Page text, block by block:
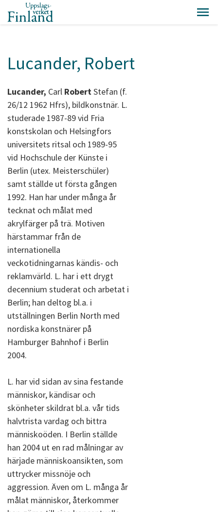
Lucander, Robert
Lucander, Carl RobertStefan (f.
26/12 1962 Hfrs), bildkonstnär. L.
studerade 1987-89 vid Fria
konstskolan och Helsingfors
universitets ritsal och 1989-95
vid Hochschule der Künste i
Berlin (utex. Meisterschüler)
samt ställde ut första gången
1992. Han har under många år
tecknat och målat med
akrylfärger på trä. Motiven
härstammar från de
internationella
veckotidningarnas kändis- och
reklamvärld. L. har i ett drygt
decennium studerat och arbetat i
Berlin; han deltog bl.a. i
utställningen Berlin North med
nordiska konstnärer på
Hamburger Bahnhof i Berlin
2004.
L. har vid sidan av sina festande
människor, kändisar och
skönheter skildrat bl.a. vår tids
halvtrista vardag och bittra
människoöden. I Berlin ställde
han 2004 ut en rad målningar av
härjade människoansikten, som
uttrycker missnöje och
aggression. Även om L. många år
målat människor, återkommer